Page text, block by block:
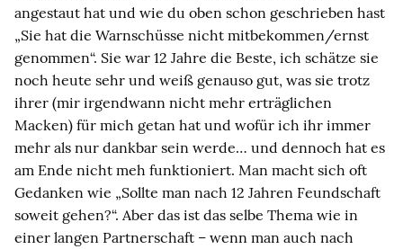
angestaut hat und wie du oben schon geschrieben hast
„Sie hat die Warnschüsse nicht mitbekommen/ernst
genommen“. Sie war 12 Jahre die Beste, ich schätze sie
noch heute sehr und weiß genauso gut, was sie trotz
ihrer (mir irgendwann nicht mehr erträglichen
Macken) für mich getan hat und wofür ich ihr immer
mehr als nur dankbar sein werde… und dennoch hat es
am Ende nicht meh funktioniert. Man macht sich oft
Gedanken wie „Sollte man nach 12 Jahren Feundschaft
soweit gehen?“. Aber das ist das selbe Thema wie in
einer langen Partnerschaft – wenn man auch nach